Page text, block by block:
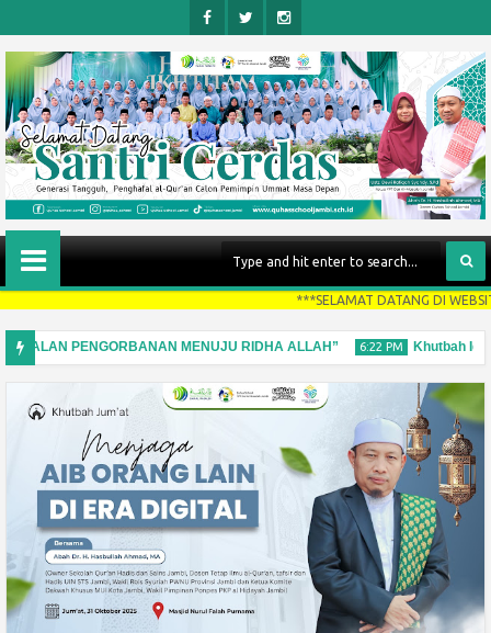
Face
Boo
K
Twitt
Er
Insta
Gra
M
***SELAMAT DATANG DI WEBSITE QUHAS
PENGORBANAN MENUJU RIDHA ALLAH” 6:22 PM
25 May
2026
Khutbah Idul